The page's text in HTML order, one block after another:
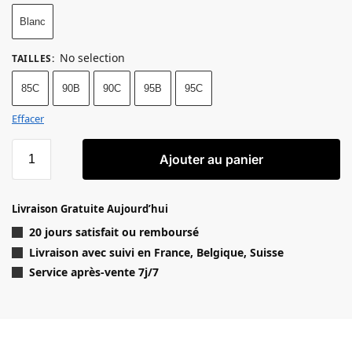
Blanc
TAILLES: No selection
85C 90B 90C 95B 95C
Effacer
Ajouter au panier
Livraison Gratuite Aujourd’hui
20 jours satisfait ou remboursé
Livraison avec suivi en France, Belgique, Suisse
Service après-vente 7j/7